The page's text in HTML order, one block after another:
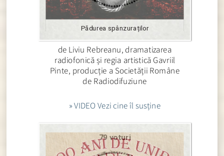
Pădurea spânzuraților
de Liviu Rebreanu, dramatizarea
radiofonică și regia artistică Gavriil
Pinte, producție a Societății Române
de Radiodifuziune
» VIDEO Vezi cine îl susține
79 voturi